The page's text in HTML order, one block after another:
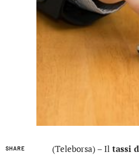
SHARE (Teleborsa) – Il tassi